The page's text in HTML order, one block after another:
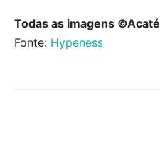
Todas as imagens ©Acaté
Fonte: Hypeness